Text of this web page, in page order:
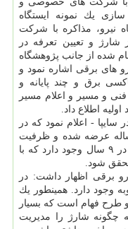
یك نمونه ایستگاه
نیرو، مذاكره با شركت
شارژ و تعیین تعرفه در
شده از جانب پژوهشگاه
های برقی اشاره نمود و
تاكسی برق و چند پایانه و
و مسیر و اعلام مسیر
اطلاع داد.
سایپا - اعلام نمود كه در
ساله عرضه شده و ظرفیت
خودرو برقی در ۹ سال وجود دارد كه با
شود.
برقی اظهار داشت: در
وجود دارد. همینطور یك
طرح فهام است كه بسیار
چگونه شارژ را مدیریت